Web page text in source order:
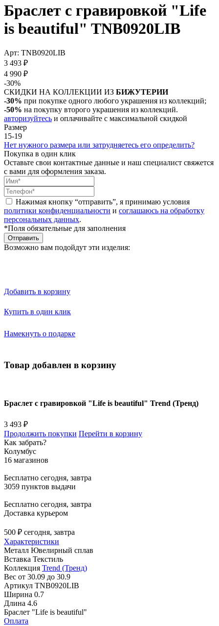
Браслет с гравировкой "Life
is beautiful" TNB0920LIB
Арт: TNB0920LIB
3 493 ₽
4 990 ₽
-30%
СКИДКИ НА КОЛЛЕКЦИИ ИЗ БИЖУТЕРИИ
-30% при покупке одного любого украшения из коллекций;
-50% на покупку второго украшения из коллекций.
авторизуйтесь и оплачивайте с максимальной скидкой
Размер
15-19
Нет нужного размера или затрудняетесь его определить?
Покупка в один клик
Оставьте свои контактные данные и наш специалист свяжется
с вами для оформления заказа.
Нажимая кнопку “отправить”, я принимаю условия
политики конфиденциальности и соглашаюсь на обработку
персональных данных.
*Поля обязательные для заполнения
Отправить
Возможно вам подойдут эти изделия:
Добавить в корзину
Купить в один клик
Намекнуть о подарке
Товар добавлен в корзину
Браслет с гравировкой "Life is beautiful" Trend (Тренд)
3 493 ₽
Продолжить покупки Перейти в корзину
Как забрать?
Колумбус
16 магазинов
Бесплатно сегодня, завтра
3059 пунктов выдачи
Бесплатно сегодня, завтра
Доставка курьером
500 ₽ сегодня, завтра
Характеристики
Металл Ювелирный сплав
Вставка Текстиль
Коллекция Trend (Тренд)
Вес от 30.09 до 30.9
Артикул TNB0920LIB
Ширина 0.7
Длина 4.6
Браслет "Life is beautiful"
Оплата